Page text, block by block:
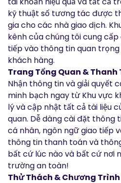
kỹ thuật số tương tác được
gia cho các nhà giao dịch.
kênh của chúng tôi cung
tiếp vào thông tin quan
khách hàng.
Trang Tổng Quan & Thanh
Nhận thông tin và giải quyết
minh bạch ngay từ Khu vực
lý và cập nhật tất cả tài liệu
quan. Dễ dàng cài đặt thông
cá nhân, ngôn ngữ giao tiếp
thông tin thanh toán và
bất cứ lúc nào và bất cứ nơi
trường an toàn!
Thử Thách & Chương